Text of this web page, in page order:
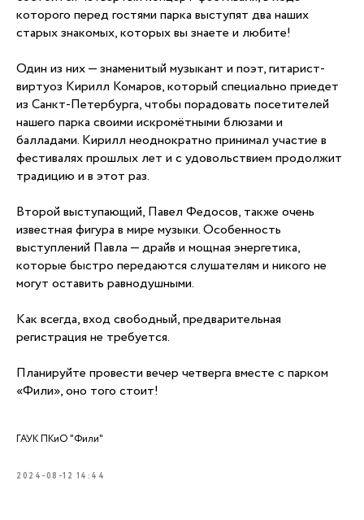
которого перед гостями парка выступят два наших
старых знакомых, которых вы знаете и любите!
Один из них — знаменитый музыкант и поэт, гитарист-
виртуоз Кирилл Комаров, который специально приедет
из Санкт-Петербурга, чтобы порадовать посетителей
нашего парка своими искромётными блюзами и
балладами. Кирилл неоднократно принимал участие в
фестивалях прошлых лет и с удовольствием продолжит
традицию и в этот раз.
Второй выступающий, Павел Федосов, также очень
известная фигура в мире музыки. Особенность
выступлений Павла — драйв и мощная энергетика,
которые быстро передаются слушателям и никого не
могут оставить равнодушными.
Как всегда, вход свободный, предварительная
регистрация не требуется.
Планируйте провести вечер четверга вместе с парком
«Фили», оно того стоит!
ГАУК ПКиО "Фили"
2024-08-12 14:44